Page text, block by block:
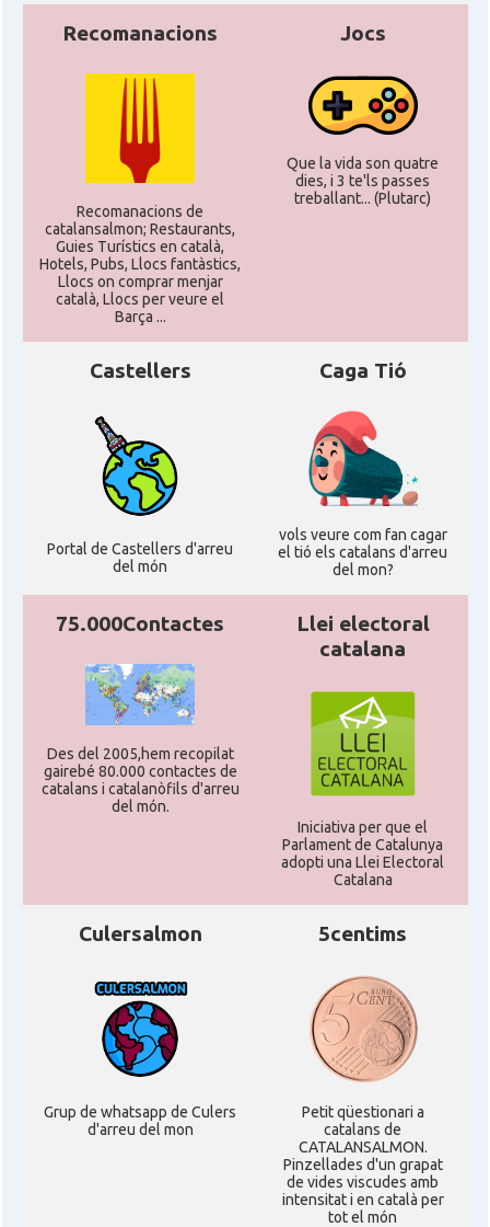
Recomanacions
Recomanacions de
catalansalmon; Restaurants,
Guies Turístics en català,
Hotels, Pubs, Llocs fantàstics,
Llocs on comprar menjar
català, Llocs per veure el
Barça ...
Jocs
Que la vida son quatre
dies, i 3 te'ls passes
treballant... (Plutarc)
Castellers
Portal de Castellers d'arreu
del món
Caga Tió
vols veure com fan cagar
el tió els catalans d'arreu
del mon?
75.000Contactes
Des del 2005,hem recopilat
gairebé 80.000 contactes de
catalans i catalanòfils d'arreu
del món.
Llei electoral
catalana
Iniciativa per que el
Parlament de Catalunya
adopti una Llei Electoral
Catalana
Culersalmon
Grup de whatsapp de Culers
d'arreu del mon
5centims
Petit qüestionari a
catalans de
CATALANSALMON.
Pinzellades d'un grapat
de vides viscudes amb
intensitat i en català per
tot el món